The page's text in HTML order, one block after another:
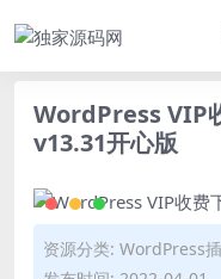
WordPress VIP
v13.31开心版
资源分类: WordPress